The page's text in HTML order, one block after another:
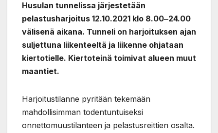
Husulan tunnelissa järjestetään
pelastusharjoitus 12.10.2021 klo 8.00‒24.00
välisenä aikana. Tunneli on harjoituksen ajan
suljettuna liikenteeltä ja liikenne ohjataan
kiertotielle. Kiertoteinä toimivat alueen muut
maantiet.
Harjoitustilanne pyritään tekemään
mahdollisimman todentuntuiseksi
onnettomuustilanteen ja pelastusreittien osalta.